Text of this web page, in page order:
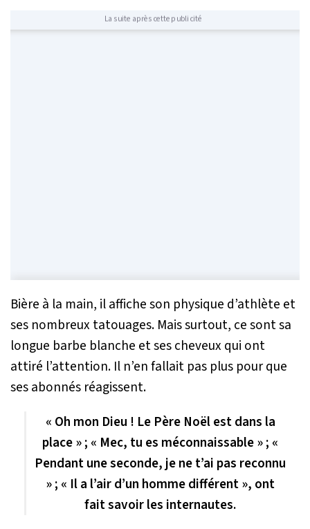
La suite après cette publicité
Bière à la main, il affiche son physique d’athlète et
ses nombreux tatouages. Mais surtout, ce sont sa
longue barbe blanche et ses cheveux qui ont
attiré l’attention. Il n’en fallait pas plus pour que
ses abonnés réagissent.
« Oh mon Dieu ! Le Père Noël est dans la
place » ; « Mec, tu es méconnaissable » ; «
Pendant une seconde, je ne t’ai pas reconnu
» ; « Il a l’air d’un homme différent », ont
fait savoir les internautes.